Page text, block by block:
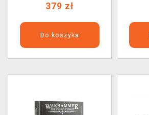
379 zł
Do koszyka